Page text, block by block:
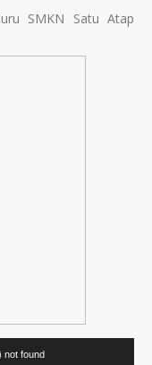
SMKN Satu Atap
not found